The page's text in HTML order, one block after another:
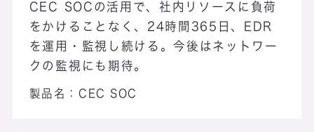
CEC SOCの活用で、社内リソースに負荷
をかけることなく、24時間365日、EDR
を運用・監視し続ける。今後はネットワー
クの監視にも期待。
製品名：CEC SOC